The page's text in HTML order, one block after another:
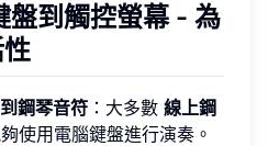
盤到觸控螢幕 - 為
鋼琴音符 ：大多數 線上鋼
使用電腦鍵盤進行演奏。